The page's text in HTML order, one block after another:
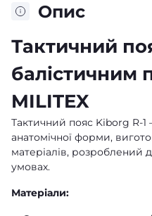
Опис
Тактичний
балістичним
MILITEX
Тактичний пояс Kiborg R-
анатомічної форми,
матеріалів, розроблений
умовах.
Матеріали: